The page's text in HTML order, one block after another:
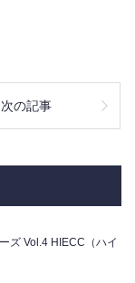
次の記事
ズ Vol.4 HIECC（ハイ